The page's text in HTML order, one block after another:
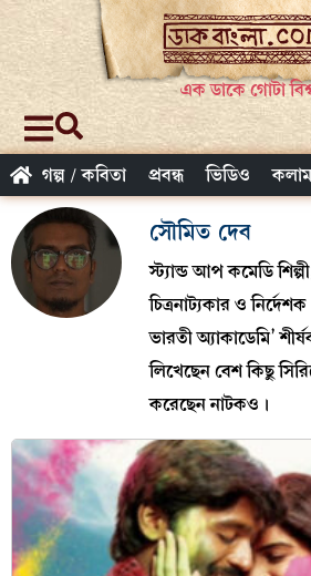
এক ডাকে গোটা
গল্প / কবিতা প্রবন্ধ ভিডিও
সৌমিত দেব
স্ট্যান্ড আপ কমেডি
চিত্রনাট্যকার ও
ভারতী অ্যাকাডেমি’
লিখেছেন বেশ কিছু
করেছেন নাটকও।